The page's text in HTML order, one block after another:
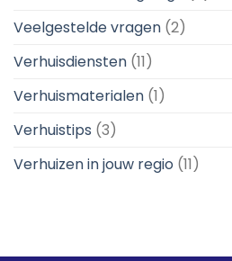
Veelgestelde vragen (2)
Verhuisdiensten (11)
Verhuismaterialen (1)
Verhuistips (3)
Verhuizen in jouw regio (11)